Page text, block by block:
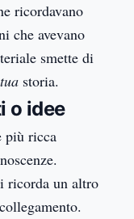
ricordavano
che avevano
smette di
tua storia.
o idee
più ricca
ricorda un altro